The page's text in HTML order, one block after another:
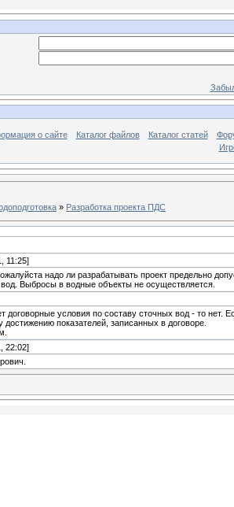
о сайте Каталог файлов Каталог статей
» Разработка проекта ПДС
11:25]
надо ли разрабатывать проект предельно
Выбросы в водные объекты не осуществляется.
договорные условия по составу сточных вод - то
показателей, записанных в договоре.
22:02]